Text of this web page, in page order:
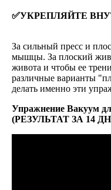
✅УКРЕПЛЯЙТЕ
За сильный пресс и
мышцы. За плоский
живота и чтобы ее
различные варианты
делать именно эти
Упражнение Вакуум
(РЕЗУЛЬТАТ ЗА 14